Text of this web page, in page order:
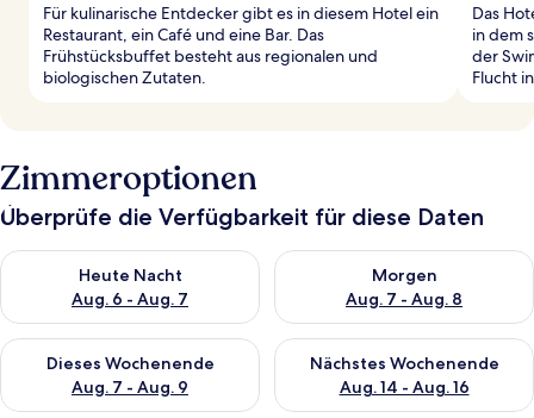
Für kulinarische Entdecker gibt es in diesem Hotel ein
Restaurant, ein Café und eine Bar. Das
Frühstücksbuffet besteht aus regionalen und
biologischen Zutaten.
Das
in dem
der
Flucht
Zimmeroptionen
Überprüfe die Verfügbarkeit für diese Daten
Heute Nacht
Aug. 6 - Aug. 7
Überprüfe die Verfügbarkeit für heute Nacht, Aug. 6 - Aug. 7.
Morgen
Aug. 7 - Aug. 8
Überprüfe die Verfügbarkeit
Dieses Wochenende
Aug. 7 - Aug. 9
Überprüfe die Verfügbarkeit für dieses Wochenende, Aug. 7
Nächstes Wochenende
Aug. 14 - Aug. 16
Überprüfe die Verfügbarkeit